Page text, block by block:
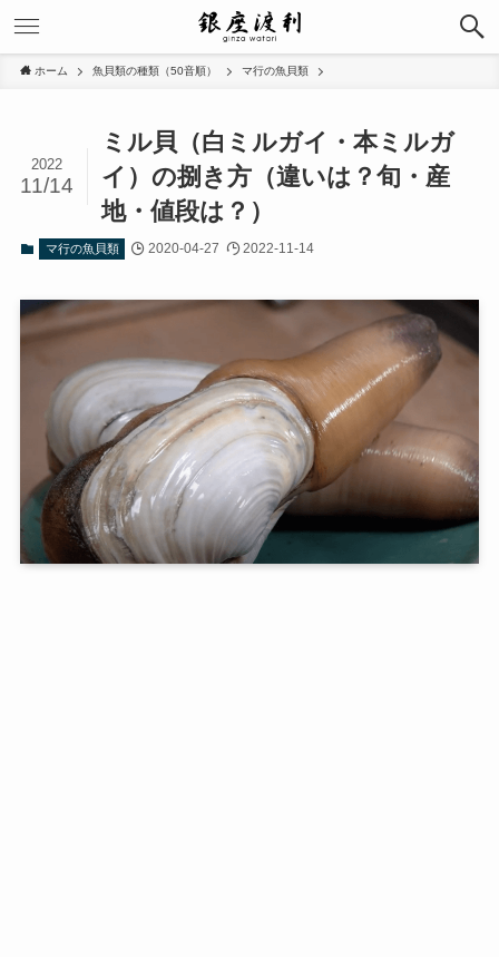
ホーム 魚貝類の種類（50音順） マ行の魚貝類
ミル貝（白ミルガイ・本ミルガ
イ）の捌き方（違いは？旬・産
地・値段は？）
2022
11/14
マ行の魚貝類 2020-04-27 2022-11-14